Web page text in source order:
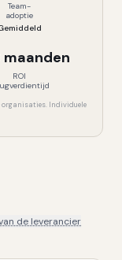
Team-
adoptie
maanden
ROI
organisaties. Individuele
de leverancier